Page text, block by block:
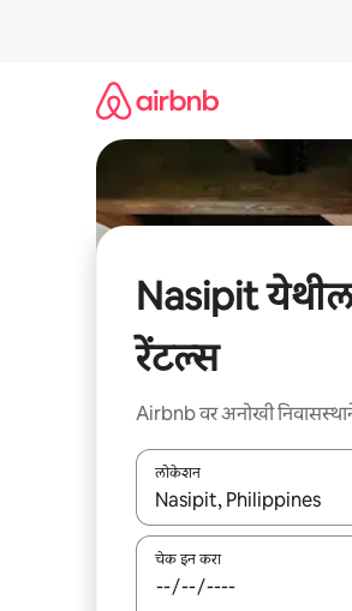
Nasipit
रेंटल्स
Airbnb वर अनोखी
लोकेशन
जेव्हा परिणाम उपलब्ध असतील,
चेक इन करा